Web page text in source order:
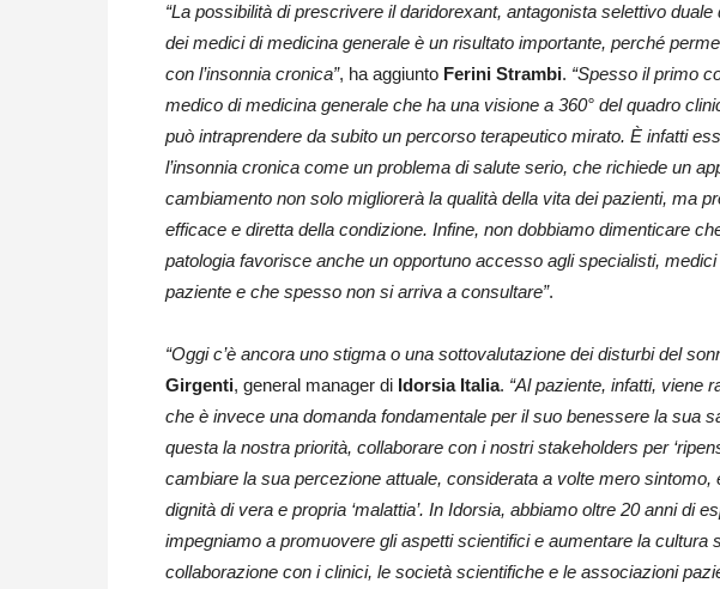
“La possibilità di prescrivere il daridorexant, antagonista selettivo duale
dei medici di medicina generale è un risultato importante, perché
con l’insonnia cronica”, ha aggiunto Ferini Strambi. “Spesso il primo
medico di medicina generale che ha una visione a 360° del quadro
può intraprendere da subito un percorso terapeutico mirato. È infatti
l’insonnia cronica come un problema di salute serio, che richiede un
cambiamento non solo migliorerà la qualità della vita dei pazienti, ma
efficace e diretta della condizione. Infine, non dobbiamo dimenticare
patologia favorisce anche un opportuno accesso agli specialisti,
paziente e che spesso non si arriva a consultare”.
“Oggi c’è ancora uno stigma o una sottovalutazione dei disturbi del
Girgenti, general manager di Idorsia Italia. “Al paziente, infatti, viene
che è invece una domanda fondamentale per il suo benessere la sua
questa la nostra priorità, collaborare con i nostri stakeholders per
cambiare la sua percezione attuale, considerata a volte mero sintomo,
dignità di vera e propria ‘malattia’. In Idorsia, abbiamo oltre 20 anni di
impegniamo a promuovere gli aspetti scientifici e aumentare la cultura
collaborazione con i clinici, le società scientifiche e le associazioni